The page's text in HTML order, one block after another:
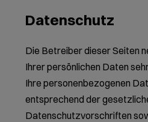
Datenschutz
Die Betreiber dieser Seiten
Ihrer persönlichen Daten
Ihre personenbezogenen
entsprechend der
Datenschutzvorschriften